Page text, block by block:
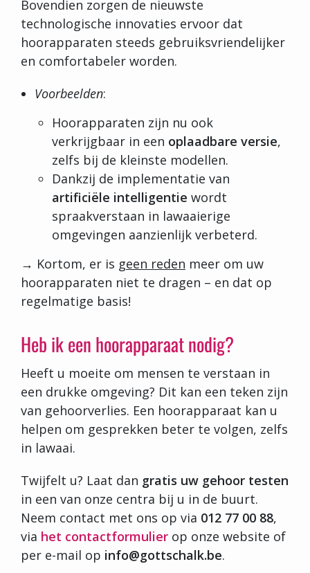
Bovendien zorgen de nieuwste
technologische innovaties ervoor dat
hoorapparaten steeds gebruiksvriendelijker
en comfortabeler worden.
Voorbeelden:
Hoorapparaten zijn nu ook
verkrijgbaar in een oplaadbare versie,
zelfs bij de kleinste modellen.
Dankzij de implementatie van
artificiële intelligentie wordt
spraakverstaan in lawaaierige
omgevingen aanzienlijk verbeterd.
→ Kortom, er is geen reden meer om uw
hoorapparaten niet te dragen – en dat op
regelmatige basis!
Heb ik een hoorapparaat nodig?
Heeft u moeite om mensen te verstaan in
een drukke omgeving? Dit kan een teken zijn
van gehoorverlies. Een hoorapparaat kan u
helpen om gesprekken beter te volgen, zelfs
in lawaai.
Twijfelt u? Laat dan gratis uw gehoor testen
in een van onze centra bij u in de buurt.
Neem contact met ons op via 012 77 00 88,
via het contactformulier op onze website of
per e-mail op info@gottschalk.be.